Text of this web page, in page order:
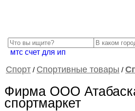
мтс счет для ип
Спорт / Спортивные товары /
Фирма ООО
спортмаркет